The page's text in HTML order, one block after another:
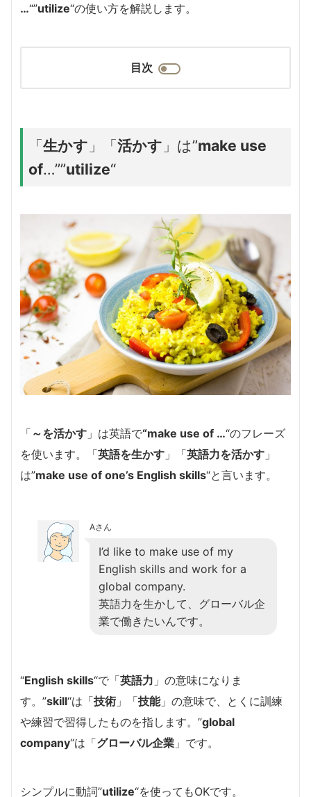
…“”utilize“の使い方を解説します。
目次
「生かす 」「活かす 」は”make use
of…””utilize“
「 ～を活かす 」は英語で“make use of …“のフレーズ
を使います。「英語を生かす 」「英語力を活かす 」
は”make use of one’s English skills“と言います。
Aさん
I’d like to make use of my
English skills and work for a
global company.
英語力を生かして、グローバル企
業で働きたいんです。
“English skills“で「英語力 」の意味になりま
す。”skill“は「技術 」「技能」の意味で、とくに訓練
や練習で習得したものを指します。”global
company“は「グローバル企業 」です。
シンプルに動詞”utilize“を使ってもOKです。